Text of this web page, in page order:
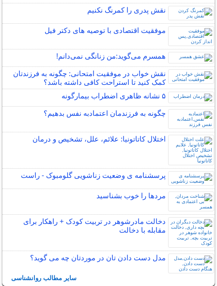
نقش پدری را کمرنگ نکنیم
موفقیت اقتصادی با توصیه های دکتر فیل
همسرم می‌گوید:من زنانگی نمی‌دانم!
نقش خواب در موفقیت امتحانی: چگونه به فرزندتان
کمک کنید تا استراحت کافی داشته باشد؟
۵ نشانه‌ ظاهری اضطراب بیمارگونه
چگونه به فرزندمان اعتمادبه نفس بدهیم؟
اختلال کاتاتونیا: علائم، علل، تشخیص و درمان
پرسشنامه ی وضعیت زناشویی گلومبوک - راست
مردها را خوب بشناسید
دخالت مادرشوهر در تربیت کودک + راهکار برای
مقابله با دخالت
مدل دست دادن تان در موردتان چه می گوید؟
سایر مطالب روانشناسی